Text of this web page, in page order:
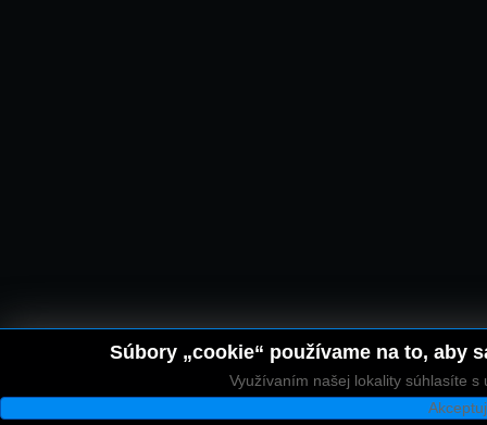
Súbory „cookie“ používame na to, aby
Využívaním našej lokality súhlasíte s